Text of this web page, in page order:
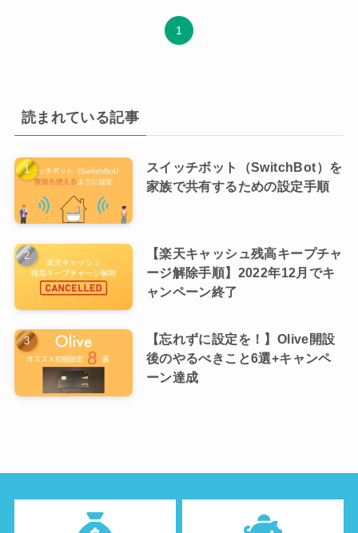
1
読まれている記事
スイッチボット（SwitchBot）を
家族で共有するための設定手順
【楽天キャッシュ残高キープチャ
ージ解除手順】2022年12月でキ
ャンペーン終了
【忘れずに設定を！】Olive開設
後のやるべきこと6選+キャンペ
ーン達成